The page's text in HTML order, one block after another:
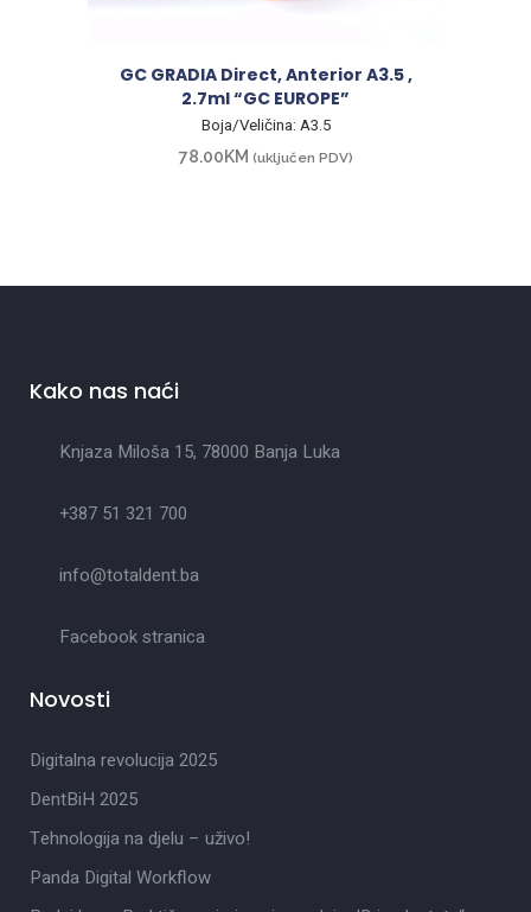
GC GRADIA Direct, Anterior A3.5 ,
2.7ml “GC EUROPE”
Boja/Veličina: A3.5
78.00KM (uključen PDV)
Kako nas naći
Knjaza Miloša 15, 78000 Banja Luka
+387 51 321 700
info@totaldent.ba
Facebook stranica
Novosti
Digitalna revolucija 2025
DentBiH 2025
Tehnologija na djelu – uživo!
Panda Digital Workflow